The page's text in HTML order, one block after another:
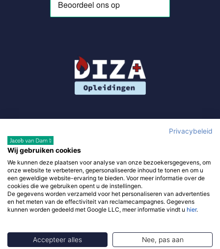
Gebruik van deze site, als onderdeel van DIZA Opleidingen,
betekent dat je dealgemene voorwaardenaccepteert en waar
van toepassing dealgemene voorwaarden van derde
verkopers. Om je zo goed mogelijk te helpen gebruikt diza-
opleidingen.nl –privacy policy.
Privacybeleid
Wij gebruiken cookies
We kunnen deze plaatsen voor analyse van onze bezoekersgegevens, om
onze website te verbeteren, gepersonaliseerde inhoud te tonen en om u
een geweldige website-ervaring te bieden. Voor meer informatie over de
cookies die we gebruiken opent u de instellingen.
De gegevens worden verzameld voor het personaliseren van advertenties
en het meten van de effectiviteit van reclamecampagnes. Gegevens
kunnen worden gedeeld met Google LLC, meer informatie vindt u hier.
Accepteer alles Nee, pas aan